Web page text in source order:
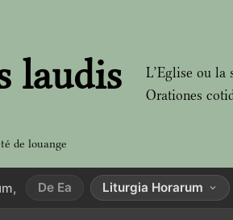
laudis
de louange
L’Eglise ou la
Orationes
De Ea Liturgia Horarum